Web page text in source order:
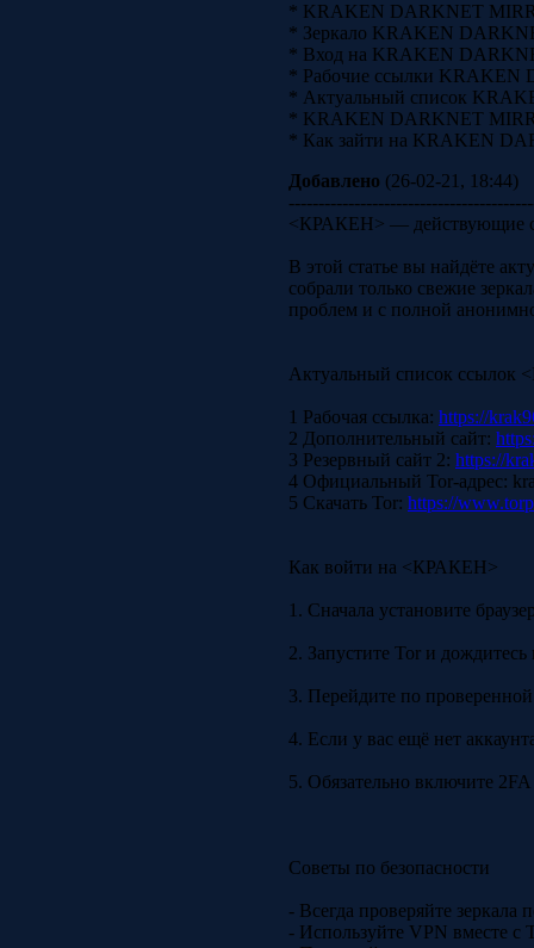
* KRAKEN DARKNET
* Зеркало KRAKEN
* Вход на KRAKEN
* Рабочие ссылки KRAKEN
* Актуальный список
* KRAKEN DARKNET
* Как зайти на KRAKEN
Добавлено (26-02-21, 18:44)
<КРАКЕН> — действующие
В этой статье вы найдёте
собрали только свежие
проблем и с полной
Актуальный список ссылок
1 Рабочая ссылка: https://
2 Дополнительный сайт:
3 Резервный сайт 2: https://
4 Официальный Tor-адрес:
5 Скачать Tor: https://
Как войти на <КРАКЕН>
1. Сначала установите
2. Запустите Tor и дождитесь
3. Перейдите по
4. Если у вас ещё нет
5. Обязательно включите
Советы по безопасности
- Всегда проверяйте
- Используйте VPN вместе